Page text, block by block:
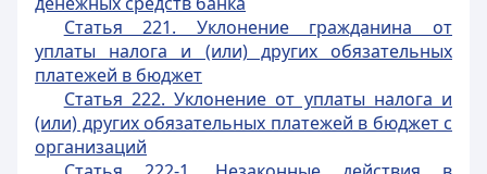
Статья 221. Уклонение гражданина от
уплаты налога и (или) других обязательных
платежей в бюджет
Статья 222. Уклонение от уплаты налога и
(или) других обязательных платежей в бюджет с
организаций